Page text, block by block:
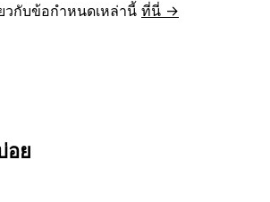
ยวกับข้อกำหนดเหล่านี้ ที่นี่ →
อย